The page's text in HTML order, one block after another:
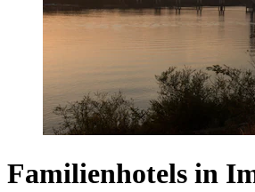
Familienhotels in